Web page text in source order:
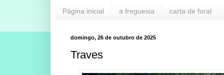
Página inicial a freguesia carta de foral
domingo, 26 de outubro de 2025
Traves